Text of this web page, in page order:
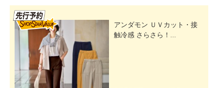
アンダモン ＵＶカット・接
触冷感 さらさら！...